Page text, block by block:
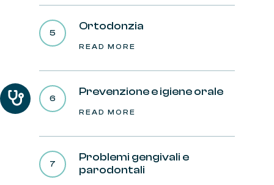
Ortodonzia
READ MORE
Prevenzione e igiene orale
READ MORE
Problemi gengivali e
parodontali